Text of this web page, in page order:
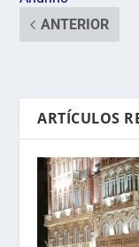
ANTERIOR
ARTÍCULOS